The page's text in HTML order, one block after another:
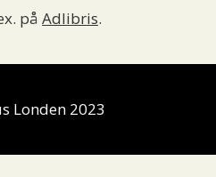
på Adlibris.
Londen 2023